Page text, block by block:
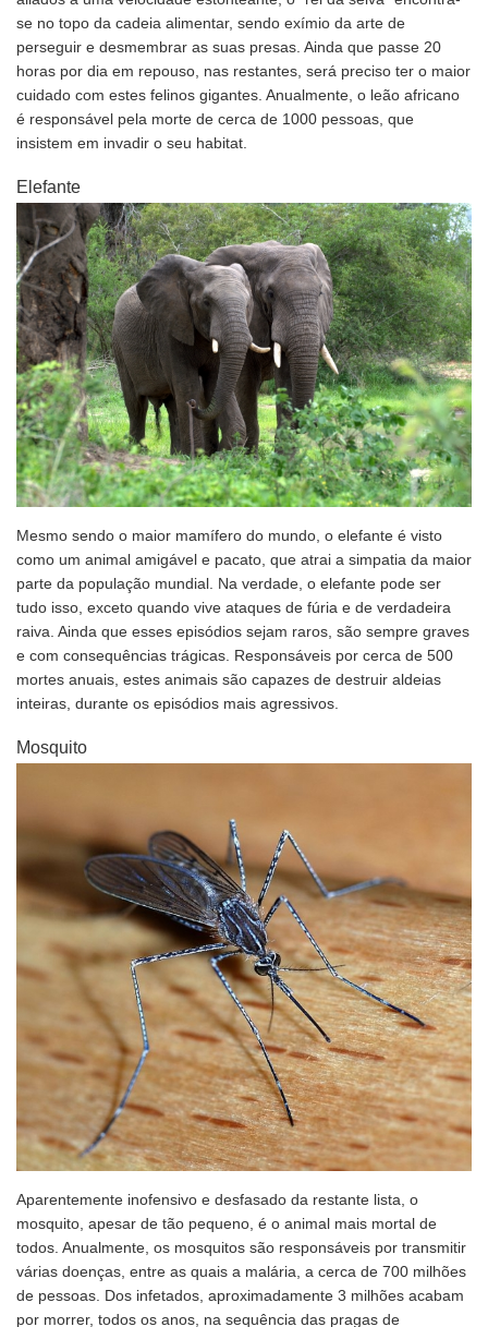
se no topo da cadeia alimentar, sendo exímio da arte de
perseguir e desmembrar as suas presas. Ainda que passe 20
horas por dia em repouso, nas restantes, será preciso ter o maior
cuidado com estes felinos gigantes. Anualmente, o leão africano
é responsável pela morte de cerca de 1000 pessoas, que
insistem em invadir o seu habitat.
Elefante
Mesmo sendo o maior mamífero do mundo, o elefante é visto
como um animal amigável e pacato, que atrai a simpatia da maior
parte da população mundial. Na verdade, o elefante pode ser
tudo isso, exceto quando vive ataques de fúria e de verdadeira
raiva. Ainda que esses episódios sejam raros, são sempre graves
e com consequências trágicas. Responsáveis por cerca de 500
mortes anuais, estes animais são capazes de destruir aldeias
inteiras, durante os episódios mais agressivos.
Mosquito
Aparentemente inofensivo e desfasado da restante lista, o
mosquito, apesar de tão pequeno, é o animal mais mortal de
todos. Anualmente, os mosquitos são responsáveis por transmitir
várias doenças, entre as quais a malária, a cerca de 700 milhões
de pessoas. Dos infetados, aproximadamente 3 milhões acabam
por morrer, todos os anos, na sequência das pragas de